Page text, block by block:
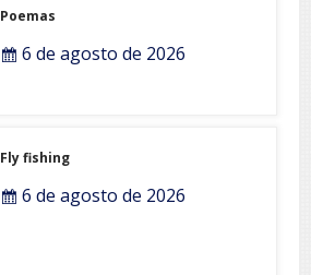
Poemas
6 de agosto de 2026
Fly fishing
6 de agosto de 2026